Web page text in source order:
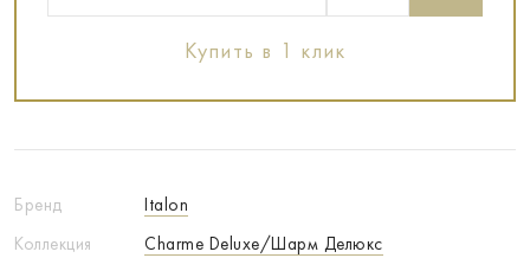
Бренд
Italon
Коллекция
Charme Deluxe/Шарм Делюкс
Купить в 1 клик